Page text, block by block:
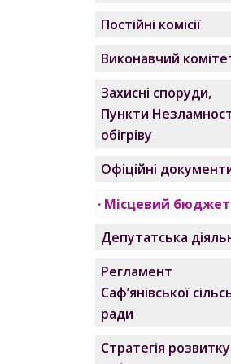
Постійні комісії
Виконавчий
Захисні споруди,
Пункти
обігріву
Офіційні
Місцевий бюджет
Депутатська
Регламент
Саф’янівської
ради
Стратегія розвитку